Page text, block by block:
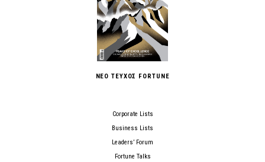
ΝΕΟ ΤΕΥΧΟΣ FORTUNE
Corporate Lists
Business Lists
Leaders’ Forum
Fortune Talks